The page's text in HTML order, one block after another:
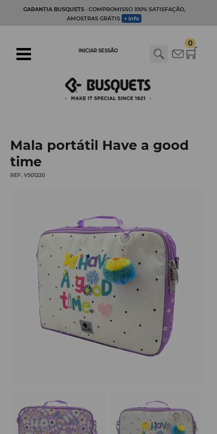
GARANTIA BUSQUETS· COMPROMISSO 100% SATISFAÇÃO,
AMOSTRAS GRÁTIS + info
0
INICIAR SESSÃO
Mala portátil Have a good
time
REF. V501220